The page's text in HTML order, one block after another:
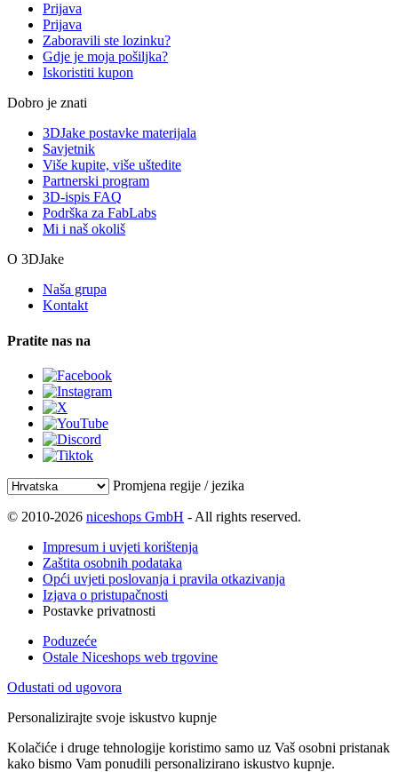
Prijava
Prijava
Zaboravili ste lozinku?
Gdje je moja pošiljka?
Iskoristiti kupon
Dobro je znati
3DJake postavke materijala
Savjetnik
Više kupite, više uštedite
Partnerski program
3D-ispis FAQ
Podrška za FabLabs
Mi i naš okoliš
O 3DJake
Naša grupa
Kontakt
Pratite nas na
Promjena regije / jezika
© 2010-2026 niceshops GmbH - All rights reserved.
Impresum i uvjeti korištenja
Zaštita osobnih podataka
Opći uvjeti poslovanja i pravila otkazivanja
Izjava o pristupačnosti
Postavke privatnosti
Poduzeće
Ostale Niceshops web trgovine
Odustati od ugovora
Personalizirajte svoje iskustvo kupnje
Kolačiće i druge tehnologije koristimo samo uz Vaš osobni pristanak
kako bismo Vam ponudili personalizirano iskustvo kupnje.